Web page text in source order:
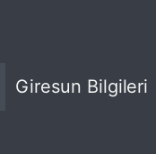
Giresun Bilgileri